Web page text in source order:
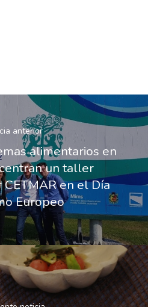
anterior
alimentarios en
un taller
en el Día
Europeo